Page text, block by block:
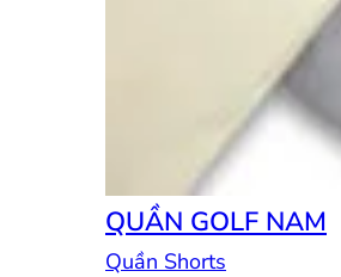
QUẦN GOLF NAM
Quần Shorts